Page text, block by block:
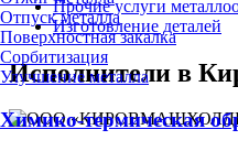
Отпуск металла
Поверхностная закалка
Сорбитизация
Улучшение металла
Химико-термическая
Прочие услуги
Изготовление деталей
Исполнители в